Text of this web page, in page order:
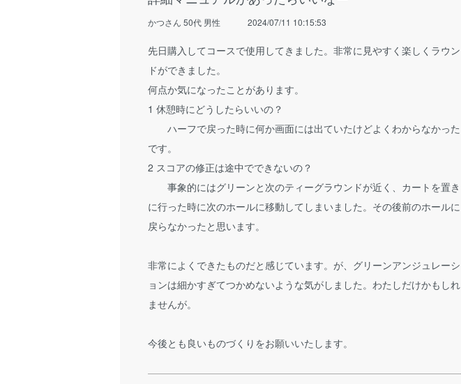
かつさん 50代 男性 2024/07/11 10:15:53
先日購入してコースで使用してきました。非常に見やすく楽しくラウン
ドができました。
何点か気になったことがあります。
1 休憩時にどうしたらいいの？
ハーフで戻った時に何か画面には出ていたけどよくわからなかった
です。
2 スコアの修正は途中でできないの？
事象的にはグリーンと次のティーグラウンドが近く、カートを置き
に行った時に次のホールに移動してしまいました。その後前のホールに
戻らなかったと思います。
非常によくできたものだと感じています。が、グリーンアンジュレーシ
ョンは細かすぎてつかめないような気がしました。わたしだけかもしれ
ませんが。
今後とも良いものづくりをお願いいたします。